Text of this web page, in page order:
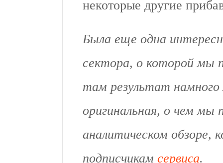
некоторые другие
Была еще одна
сектора, о которой мы
там результат
оригинальная, о чем мы
аналитическом
подписчикам сервиса.